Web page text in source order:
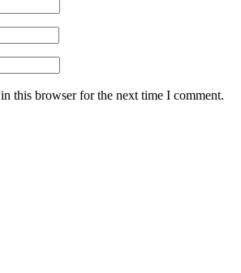
this browser for the next time I comment.